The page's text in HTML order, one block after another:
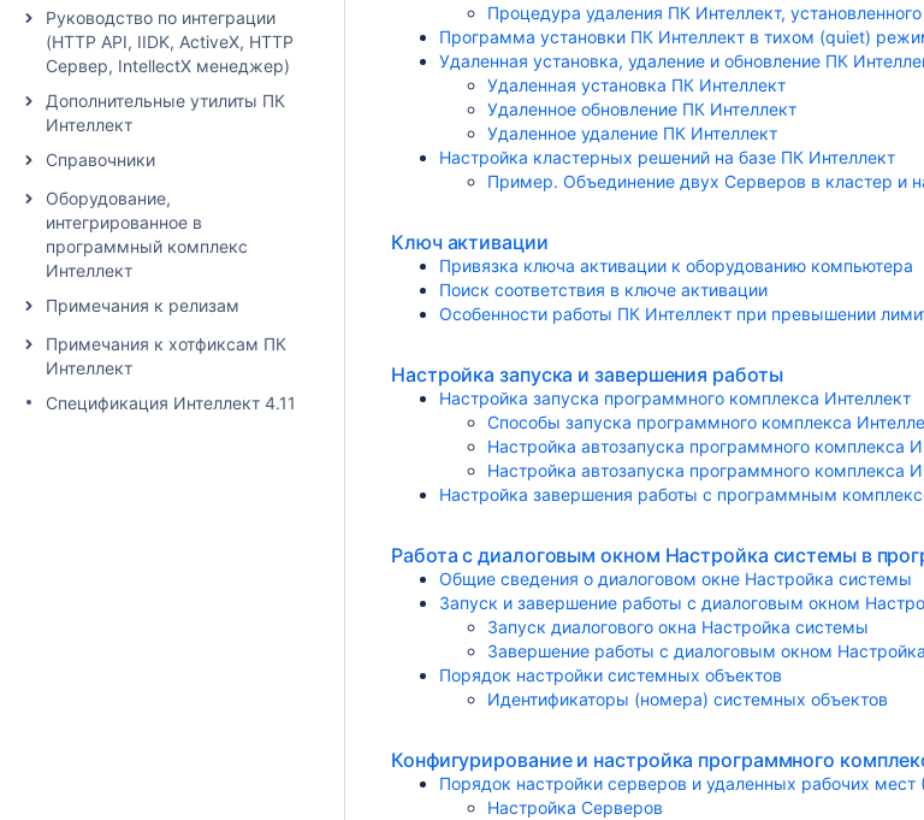
Руководство по интеграции
(HTTP API, IIDK, ActiveX, HTTP
Сервер, IntellectX менеджер)
Дополнительные утилиты ПК
Интеллект
Справочники
Оборудование,
интегрированное в
программный комплекс
Интеллект
Примечания к релизам
Примечания к хотфиксам ПК
Интеллект
Спецификация Интеллект 4.11
Процедура удаления ПК Интеллект,
Программа установки ПК Интеллект в тихом (quiet)
Удаленная установка, удаление и обновление ПК
Удаленная установка ПК Интеллект
Удаленное обновление ПК Интеллект
Удаленное удаление ПК Интеллект
Настройка кластерных решений на базе ПК Интеллект
Пример. Объединение двух Серверов в кластер и
Ключ активации
Привязка ключа активации к оборудованию компьютера
Поиск соответствия в ключе активации
Особенности работы ПК Интеллект при превышении
Настройка запуска и завершения работы
Настройка запуска программного комплекса Интеллект
Способы запуска программного комплекса
Настройка автозапуска программного комплекса
Настройка автозапуска программного комплекса
Настройка завершения работы с программным
Работа с диалоговым окном Настройка системы в
Общие сведения о диалоговом окне Настройка системы
Запуск и завершение работы с диалоговым окном
Запуск диалогового окна Настройка системы
Завершение работы с диалоговым окном
Порядок настройки системных объектов
Идентификаторы (номера) системных объектов
Конфигурирование и настройка программного
Порядок настройки серверов и удаленных рабочих
Настройка Серверов